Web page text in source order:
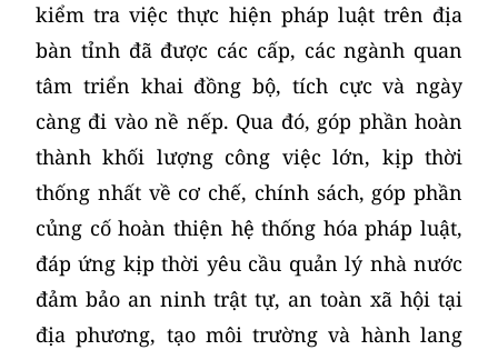
kiểm tra việc thực hiện pháp luật trên địa
bàn tỉnh đã được các cấp, các ngành quan
tâm triển khai đồng bộ, tích cực và ngày
càng đi vào nề nếp. Qua đó, góp phần hoàn
thành khối lượng công việc lớn, kịp thời
thống nhất về cơ chế, chính sách, góp phần
củng cố hoàn thiện hệ thống hóa pháp luật,
đáp ứng kịp thời yêu cầu quản lý nhà nước
đảm bảo an ninh trật tự, an toàn xã hội tại
địa phương, tạo môi trường và hành lang